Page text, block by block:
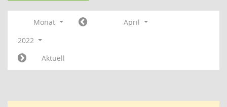
Monat
April
2022
Aktuell